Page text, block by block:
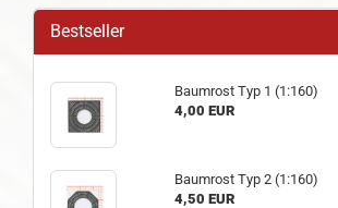
Bestseller
Baumrost Typ 1 (1:160)
4,00 EUR
Baumrost Typ 2 (1:160)
4,50 EUR